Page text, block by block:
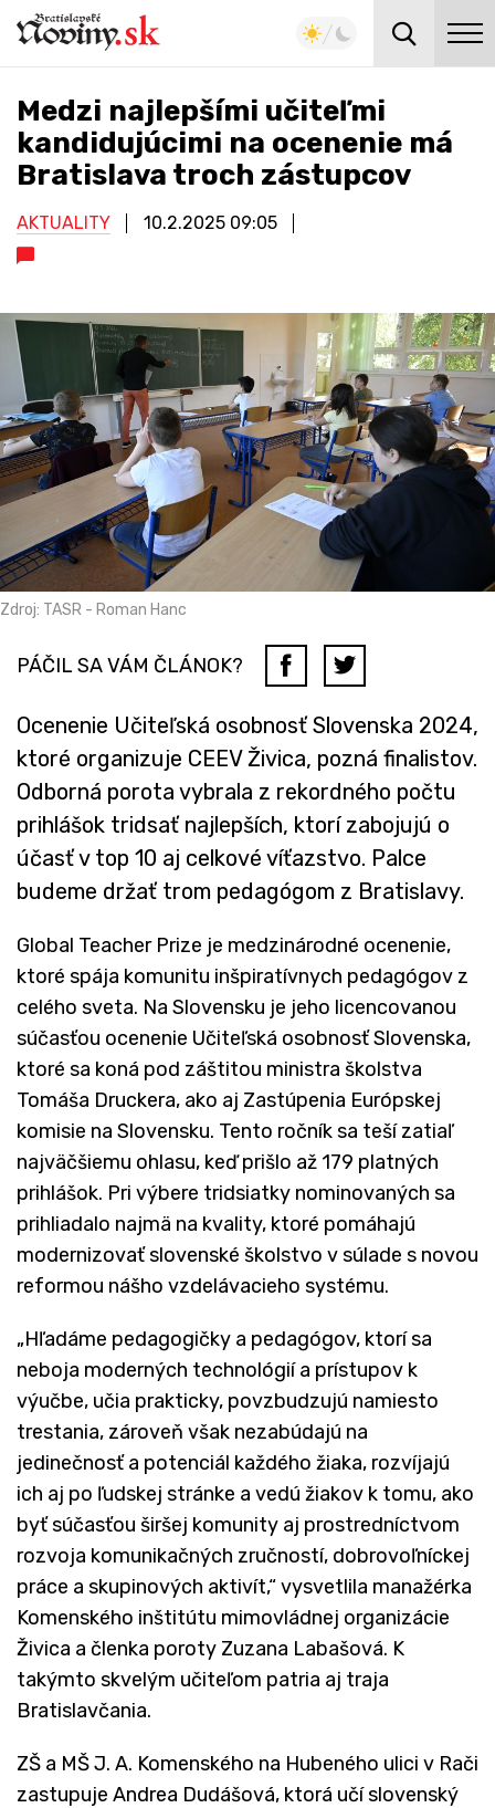
Medzi najlepšími učiteľmi
kandidujúcimi na ocenenie má
Bratislava troch zástupcov
AKTUALITY 10.2.2025 09:05
Zdroj: TASR - Roman Hanc
PÁČIL SA VÁM ČLÁNOK?
Ocenenie Učiteľská osobnosť Slovenska 2024,
ktoré organizuje CEEV Živica, pozná finalistov.
Odborná porota vybrala z rekordného počtu
prihlášok tridsať najlepších, ktorí zabojujú o
účasť v top 10 aj celkové víťazstvo. Palce
budeme držať trom pedagógom z Bratislavy.
Global Teacher Prize je medzinárodné ocenenie,
ktoré spája komunitu inšpiratívnych pedagógov z
celého sveta. Na Slovensku je jeho licencovanou
súčasťou ocenenie Učiteľská osobnosť Slovenska,
ktoré sa koná pod záštitou ministra školstva
Tomáša Druckera, ako aj Zastúpenia Európskej
komisie na Slovensku. Tento ročník sa teší zatiaľ
najväčšiemu ohlasu, keď prišlo až 179 platných
prihlášok. Pri výbere tridsiatky nominovaných sa
prihliadalo najmä na kvality, ktoré pomáhajú
modernizovať slovenské školstvo v súlade s novou
reformou nášho vzdelávacieho systému.
„Hľadáme pedagogičky a pedagógov, ktorí sa
neboja moderných technológií a prístupov k
výučbe, učia prakticky, povzbudzujú namiesto
trestania, zároveň však nezabúdajú na
jedinečnosť a potenciál každého žiaka, rozvíjajú
ich aj po ľudskej stránke a vedú žiakov k tomu, ako
byť súčasťou širšej komunity aj prostredníctvom
rozvoja komunikačných zručností, dobrovoľníckej
práce a skupinových aktivít,“ vysvetlila manažérka
Komenského inštitútu mimovládnej organizácie
Živica a členka poroty Zuzana Labašová. K
takýmto skvelým učiteľom patria aj traja
Bratislavčania.
ZŠ a MŠ J. A. Komenského na Hubeného ulici v Rači
zastupuje Andrea Dudášová, ktorá učí slovenský